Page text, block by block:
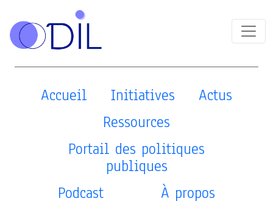
Accueil Initiatives
Actus
Ressources
Portail des politiques
publiques
Podcast
À propos